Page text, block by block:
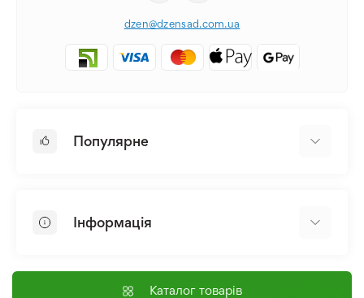
dzen@dzensad.com.ua
Популярне
Лілія
Насіння
Інформація
Доставка і оплата
Каталог товарів